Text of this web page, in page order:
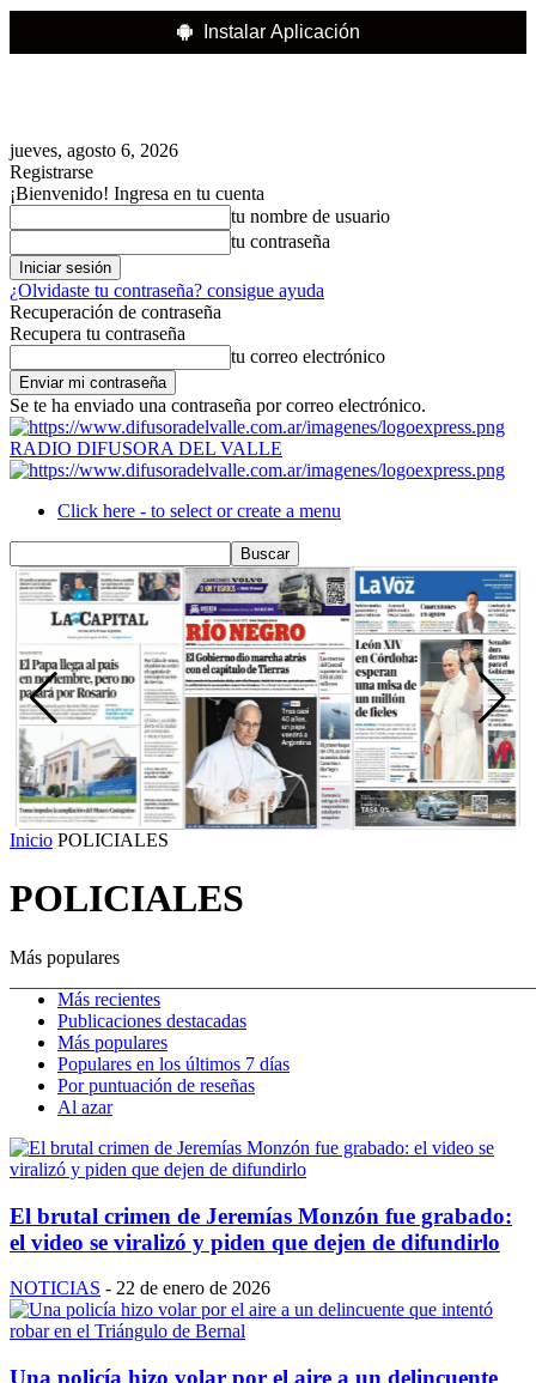
Instalar Aplicación
jueves, agosto 6, 2026
Registrarse
¡Bienvenido! Ingresa en tu cuenta
tu nombre de usuario
tu contraseña
¿Olvidaste tu contraseña? consigue ayuda
Recuperación de contraseña
Recupera tu contraseña
tu correo electrónico
Se te ha enviado una contraseña por correo electrónico.
RADIO DIFUSORA DEL VALLE
Click here - to select or create a menu
Inicio POLICIALES
POLICIALES
Más populares
Más recientes
Publicaciones destacadas
Más populares
Populares en los últimos 7 días
Por puntuación de reseñas
Al azar
El brutal crimen de Jeremías Monzón fue grabado:
el video se viralizó y piden que dejen de difundirlo
NOTICIAS - 22 de enero de 2026
Una policía hizo volar por el aire a un delincuente